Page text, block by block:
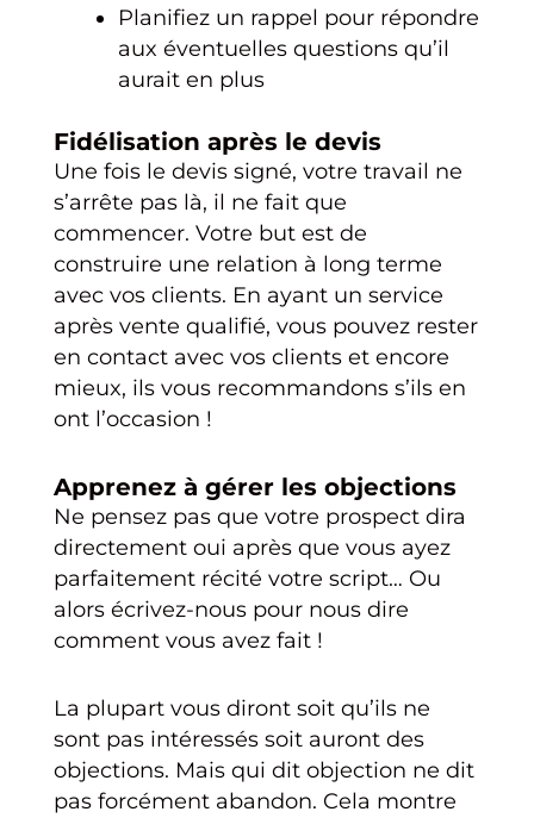
Planifiez un rappel pour répondre
aux éventuelles questions qu’il
aurait en plus
Fidélisation après le devis
Une fois le devis signé, votre travail ne
s’arrête pas là, il ne fait que
commencer. Votre but est de
construire une relation à long terme
avec vos clients. En ayant un service
après vente qualifié, vous pouvez rester
en contact avec vos clients et encore
mieux, ils vous recommandons s’ils en
ont l’occasion !
Apprenez à gérer les objections
Ne pensez pas que votre prospect dira
directement oui après que vous ayez
parfaitement récité votre script… Ou
alors écrivez-nous pour nous dire
comment vous avez fait !
La plupart vous diront soit qu’ils ne
sont pas intéressés soit auront des
objections. Mais qui dit objection ne dit
pas forcément abandon. Cela montre